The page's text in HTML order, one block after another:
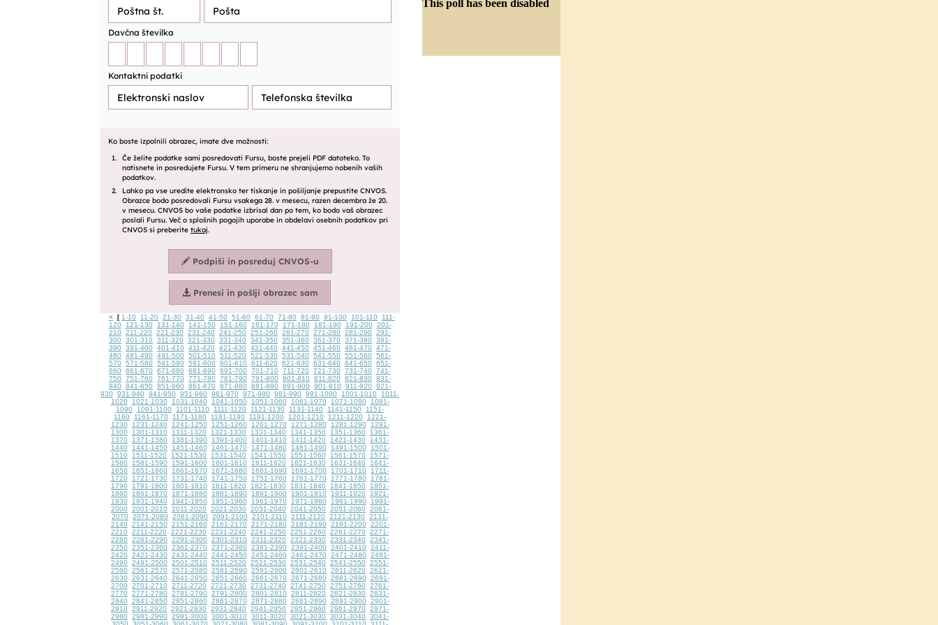
< [ 1-10 11-20 21-30 31-40 41-50 51-60 61-70 71-80 81-90 91-100 101-110
111-
120
121-130 131-140 141-150 151-160 161-170 171-180 181-190 191-200
201-
210
211-220 221-230 231-240 241-250 251-260 261-270 271-280 281-290
291-
300
301-310 311-320 321-330 331-340 341-350 351-360 361-370 371-380
381-
390
391-400 401-410 411-420 421-430 431-440 441-450 451-460 461-470
471-
480
481-490 491-500 501-510 511-520 521-530 531-540 541-550 551-560
561-
570
571-580 581-590 591-600 601-610 611-620 621-630 631-640 641-650
651-
660
661-670 671-680 681-690 691-700 701-710 711-720 721-730 731-740
741-
750
751-760 761-770 771-780 781-790 791-800 801-810 811-820 821-830
831-
840
841-850 851-860 861-870 871-880 881-890 891-900 901-910 911-920
921-
930
931-940 941-950 951-960 961-970 971-980 981-990 991-1000 1001-1010
1011-
1020
1021-1030 1031-1040 1041-1050 1051-1060 1061-1070 1071-1080
1081-
1090
1091-1100 1101-1110 1111-1120 1121-1130 1131-1140 1141-1150
1151-
1160
1161-1170 1171-1180 1181-1190 1191-1200 1201-1210 1211-1220
1221-
1230
1231-1240 1241-1250 1251-1260 1261-1270 1271-1280 1281-1290
1291-
1300
1301-1310 1311-1320 1321-1330 1331-1340 1341-1350 1351-1360
1361-
1370
1371-1380 1381-1390 1391-1400 1401-1410 1411-1420 1421-1430
1431-
1440
1441-1450 1451-1460 1461-1470 1471-1480 1481-1490 1491-1500
1501-
1510
1511-1520 1521-1530 1531-1540 1541-1550 1551-1560 1561-1570
1571-
1580
1581-1590 1591-1600 1601-1610 1611-1620 1621-1630 1631-1640
1641-
1650
1651-1660 1661-1670 1671-1680 1681-1690 1691-1700 1701-1710
1711-
1720
1721-1730 1731-1740 1741-1750 1751-1760 1761-1770 1771-1780
1781-
1790
1791-1800 1801-1810 1811-1820 1821-1830 1831-1840 1841-1850
1851-
1860
1861-1870 1871-1880 1881-1890 1891-1900 1901-1910 1911-1920
1921-
1930
1931-1940 1941-1950 1951-1960 1961-1970 1971-1980 1981-1990
1991-
2000
2001-2010 2011-2020 2021-2030 2031-2040 2041-2050 2051-2060
2061-
2070
2071-2080 2081-2090 2091-2100 2101-2110 2111-2120 2121-2130
2131-
2140
2141-2150 2151-2160 2161-2170 2171-2180 2181-2190 2191-2200
2201-
2210
2211-2220 2221-2230 2231-2240 2241-2250 2251-2260 2261-2270
2271-
2280
2281-2290 2291-2300 2301-2310 2311-2320 2321-2330 2331-2340
2341-
2350
2351-2360 2361-2370 2371-2380 2381-2390 2391-2400 2401-2410
2411-
2420
2421-2430 2431-2440 2441-2450 2451-2460 2461-2470 2471-2480
2481-
2490
2491-2500 2501-2510 2511-2520 2521-2530 2531-2540 2541-2550
2551-
2560
2561-2570 2571-2580 2581-2590 2591-2600 2601-2610 2611-2620
2621-
2630
2631-2640 2641-2650 2651-2660 2661-2670 2671-2680 2681-2690
2691-
2700
2701-2710 2711-2720 2721-2730 2731-2740 2741-2750 2751-2760
2761-
2770
2771-2780 2781-2790 2791-2800 2801-2810 2811-2820 2821-2830
2831-
2840
2841-2850 2851-2860 2861-2870 2871-2880 2881-2890 2891-2900
2901-
2910
2911-2920 2921-2930 2931-2940 2941-2950 2951-2960 2961-2970
2971-
2980
2981-2990 2991-3000 3001-3010 3011-3020 3021-3030 3031-3040
3041-
This poll has been disabled